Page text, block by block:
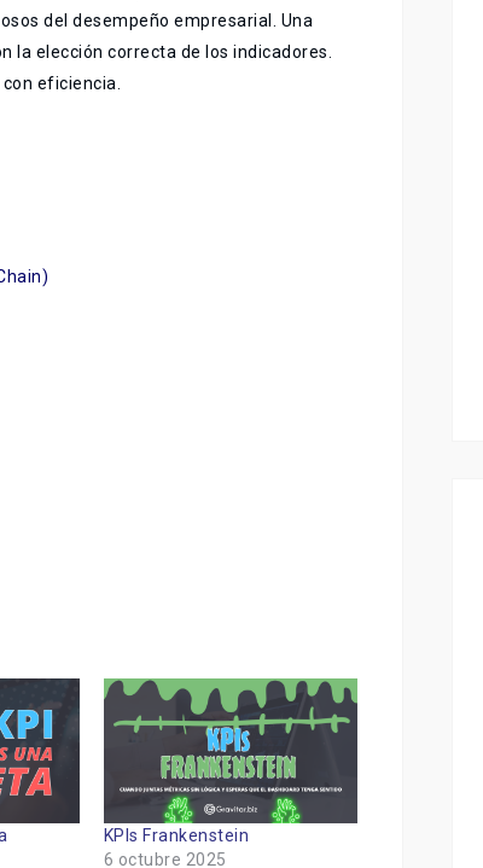
del desempeño empresarial. Una
la elección correcta de los indicadores.
eficiencia.
KPIs Frankenstein
6 octubre 2025